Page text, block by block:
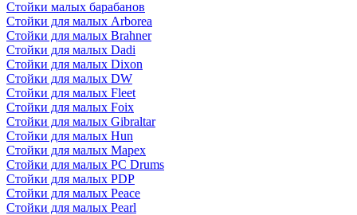
Стойки малых барабанов
Стойки для малых Arborea
Стойки для малых Brahner
Стойки для малых Dadi
Стойки для малых Dixon
Стойки для малых DW
Стойки для малых Fleet
Стойки для малых Foix
Стойки для малых Gibraltar
Стойки для малых Hun
Стойки для малых Mapex
Стойки для малых PC Drums
Стойки для малых PDP
Стойки для малых Peace
Стойки для малых Pearl